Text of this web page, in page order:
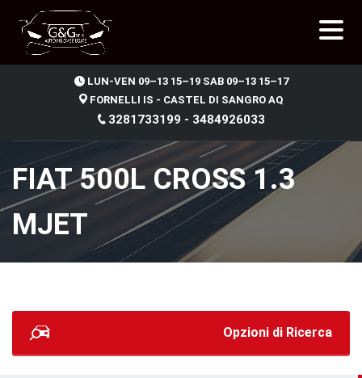
LUN-VEN 09–13 15–19 SAB 09–13 15–17
FORNELLI IS - CASTEL DI SANGRO AQ
3281733199 - 3484926033
FIAT 500L CROSS 1.3
MJET
Opzioni di Ricerca